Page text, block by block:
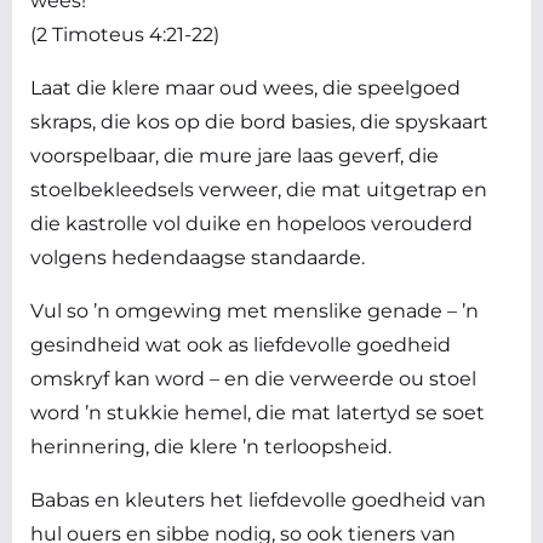
(2 Timoteus 4:21-22)
Laat die klere maar oud wees, die speelgoed
skraps, die kos op die bord basies, die spyskaart
voorspelbaar, die mure jare laas geverf, die
stoelbekleedsels verweer, die mat uitgetrap en
die kastrolle vol duike en hopeloos verouderd
volgens hedendaagse standaarde.
Vul so ’n omgewing met menslike genade – ’n
gesindheid wat ook as liefdevolle goedheid
omskryf kan word – en die verweerde ou stoel
word ’n stukkie hemel, die mat latertyd se soet
herinnering, die klere ’n terloopsheid.
Babas en kleuters het liefdevolle goedheid van
hul ouers en sibbe nodig, so ook tieners van